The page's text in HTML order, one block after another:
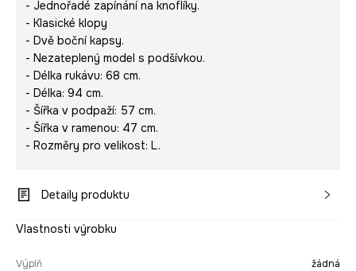
- Jednořadé zapínání na knoflíky.
- Klasické klopy
- Dvě boční kapsy.
- Nezateplený model s podšívkou.
- Délka rukávu: 68 cm.
- Délka: 94 cm.
- Šířka v podpaží: 57 cm.
- Šířka v ramenou: 47 cm.
- Rozměry pro velikost: L.
Detaily produktu
Vlastnosti výrobku
Výplň žádná